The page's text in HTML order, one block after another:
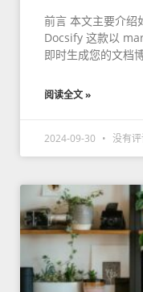
前言 本文主要介
Docsify 这款以
即时生成您的文档
阅读全文 »
2024-09-30 没有